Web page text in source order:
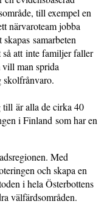
till exempel en
närvaroteam jobba
samarbeten
att inte familjer faller
man sprida
skolfrånvaro.
är alla de cirka 40
i Finland som har en
Med
och skapa en
i hela Österbottens
välfärdsområden.